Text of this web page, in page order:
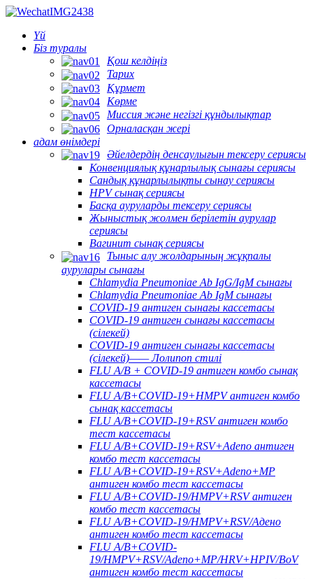
Үй
Біз туралы
Қош келдіңіз
Тарих
Құрмет
Көрме
Миссия және негізгі құндылықтар
Орналасқан жері
адам өнімдері
Әйелдердің денсаулығын тексеру сериясы
Конвенциялық құнарлылық сынағы сериясы
Сандық құнарлылықты сынау сериясы
HPV сынақ сериясы
Басқа ауруларды тексеру сериясы
Жыныстық жолмен берілетін аурулар
сериясы
Вагинит сынақ сериясы
Тыныс алу жолдарының жұқпалы
аурулары сынағы
Chlamydia Pneumoniae Ab IgG/IgM сынағы
Chlamydia Pneumoniae Ab IgM сынағы
COVID-19 антиген сынағы кассетасы
COVID-19 антиген сынағы кассетасы
(сілекей)
COVID-19 антиген сынағы кассетасы
(сілекей)—— Лолипоп стилі
FLU A/B + COVID-19 антиген комбо сынақ
кассетасы
FLU A/B+COVID-19+HMPV антиген комбо
сынақ кассетасы
FLU A/B+COVID-19+RSV антиген комбо
тест кассетасы
FLU A/B+COVID-19+RSV+Adeno антиген
комбо тест кассетасы
FLU A/B+COVID-19+RSV+Adeno+MP
антиген комбо тест кассетасы
FLU A/B+COVID-19/HMPV+RSV антиген
комбо тест кассетасы
FLU A/B+COVID-19/HMPV+RSV/Адено
антиген комбо тест кассетасы
FLU A/B+COVID-
19/HMPV+RSV/Adeno+MP/HRV+HPIV/BoV
антиген комбо тест кассетасы